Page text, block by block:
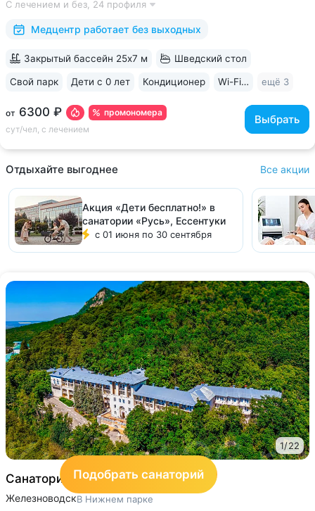
водой Ессентуки № 4 и № 17 • Главный корпус
«Центральный» — историческое здание...
С лечением и без, 24 профиля
Медцентр работает без выходных
промономера
от 6300 ₽
сут/чел, с лечением
Выбрать
Закрытый бассейн 25х7 м Шведский стол
Свой парк Дети с 0 лет Кондиционер Wi-Fi в номерах ещё 3
Отдыхайте выгоднее Все акции
Акция «Дети бесплатно!» в
санатории «Русь», Ессентуки
с 01 июня по 30 сентября
1/22
Санаторий «им. С. М. Кирова» 3
ЖелезноводскВ Нижнем парке
Подобрать санаторий